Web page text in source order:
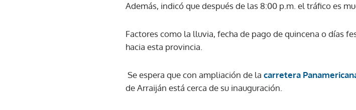
Además, indicó que después de las 8:00 p.m. el tráfico es
Factores como la lluvia, fecha de pago de quincena o días
hacia esta provincia.
Se espera que con ampliación de la carretera Panamerican
de Arraiján está cerca de su inauguración.